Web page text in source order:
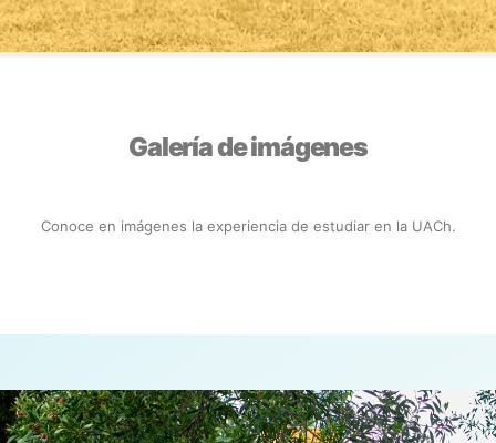
Galería de imágenes
Conoce en imágenes la experiencia de estudiar en la UACh.